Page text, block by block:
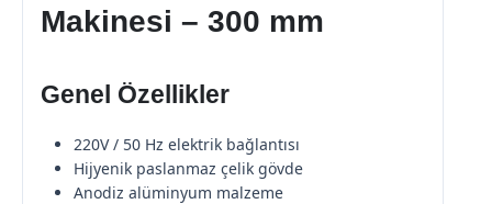
Makinesi – 300 mm
Genel Özellikler
220V / 50 Hz elektrik bağlantısı
Hijyenik paslanmaz çelik gövde
Anodiz alüminyum malzeme